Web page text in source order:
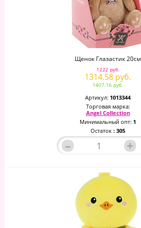
Щенок Глазастик 20см
1222 руб.
1314.58 руб.
1407.16 руб.
Артикул: 1013344
Торговая марка:
Angel Collection
Минимальный опт: 1
Остаток : 305
– +